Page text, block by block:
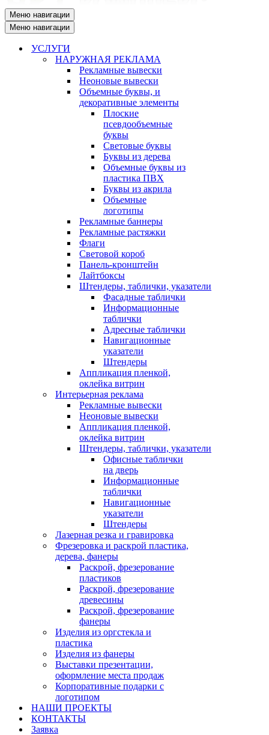
Меню навигации
Меню навигации
УСЛУГИ
НАРУЖНАЯ РЕКЛАМА
Рекламные вывески
Неоновые вывески
Объемные буквы, и
декоративные элементы
Плоские
псевдообъемные
буквы
Световые буквы
Буквы из дерева
Объемные буквы из
пластика ПВХ
Буквы из акрила
Объемные
логотипы
Рекламные баннеры
Рекламные растяжки
Флаги
Световой короб
Панель-кронштейн
Лайтбоксы
Штендеры, таблички, указатели
Фасадные таблички
Информационные
таблички
Адресные таблички
Навигационные
указатели
Штендеры
Аппликация пленкой,
оклейка витрин
Интерьерная реклама
Рекламные вывески
Неоновые вывески
Аппликация пленкой,
оклейка витрин
Штендеры, таблички, указатели
Офисные таблички
на дверь
Информационные
таблички
Навигационные
указатели
Штендеры
Лазерная резка и гравировка
Фрезеровка и раскрой пластика,
дерева, фанеры
Раскрой, фрезерование
пластиков
Раскрой, фрезерование
древесины
Раскрой, фрезерование
фанеры
Изделия из оргстекла и
пластика
Изделия из фанеры
Выставки презентации,
оформление места продаж
Корпоративные подарки с
логотипом
НАШИ ПРОЕКТЫ
КОНТАКТЫ
Заявка